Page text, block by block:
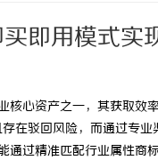
即用模式实
核心资产之一，其获取
在驳回风险，而通过专
通过精准匹配行业属性商